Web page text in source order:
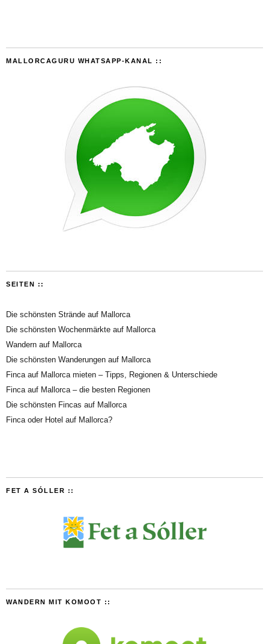
MALLORCAGURU WHATSAPP-KANAL ::
SEITEN ::
Die schönsten Strände auf Mallorca
Die schönsten Wochenmärkte auf Mallorca
Wandern auf Mallorca
Die schönsten Wanderungen auf Mallorca
Finca auf Mallorca mieten – Tipps, Regionen & Unterschiede
Finca auf Mallorca – die besten Regionen
Die schönsten Fincas auf Mallorca
Finca oder Hotel auf Mallorca?
FET A SÓLLER ::
WANDERN MIT KOMOOT ::